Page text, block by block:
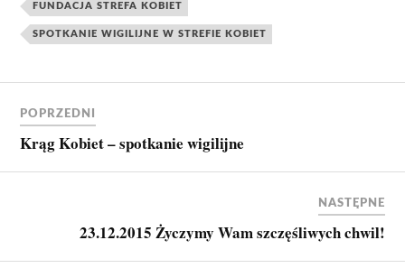
FUNDACJA STREFA KOBIET
SPOTKANIE WIGILIJNE W STREFIE KOBIET
POPRZEDNI
Krąg Kobiet – spotkanie wigilijne
NASTĘPNE
23.12.2015 Życzymy Wam szczęśliwych chwil!